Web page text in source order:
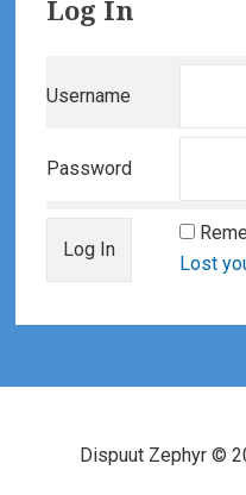
Sidebar
Log In
Username
Password
Lost
Footer
Dispuut Zephyr ©